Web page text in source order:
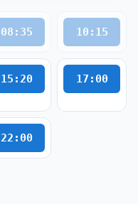
08:35 10:15
15:20 17:00
22:00